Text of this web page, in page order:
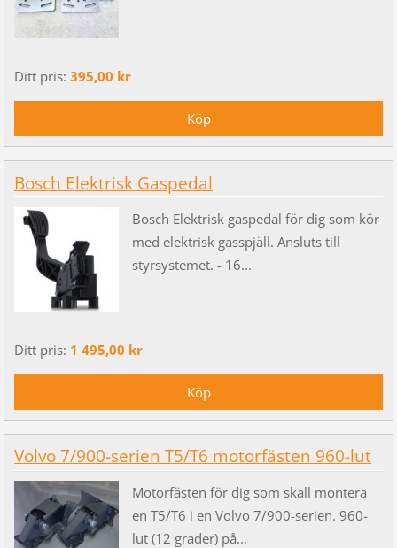
Ditt pris: 395,00 kr
Bosch Elektrisk Gaspedal
Bosch Elektrisk gaspedal för dig som kör
med elektrisk gasspjäll. Ansluts till
styrsystemet. - 16...
Ditt pris: 1 495,00 kr
Volvo 7/900-serien T5/T6 motorfästen 960-lut
Motorfästen för dig som skall montera
en T5/T6 i en Volvo 7/900-serien. 960-
lut (12 grader) på...